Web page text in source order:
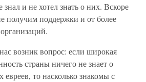
и не хотел знать о них. Вскоре
получим поддержки и от более
возник вопрос: если широкая
страны ничего не знает о
евреев, то насколько знакомы с